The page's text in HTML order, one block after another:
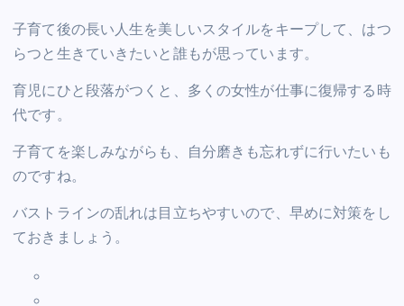
子育て後の長い人生を美しいスタイルをキープして、はつ
らつと生きていきたいと誰もが思っています。
育児にひと段落がつくと、多くの女性が仕事に復帰する時
代です。
子育てを楽しみながらも、自分磨きも忘れずに行いたいも
のですね。
バストラインの乱れは目立ちやすいので、早めに対策をし
ておきましょう。